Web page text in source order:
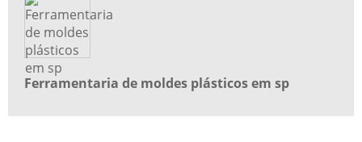
INDÚSTRIA DE INJEÇÃO DE PLÁSTICOS ABC
INDÚSTRIA DE INJEÇÃO DE TERMOPLÁSTICOS
INDÚSTRIA DE PLÁSTICOS
Ferramentaria de moldes plásticos em sp